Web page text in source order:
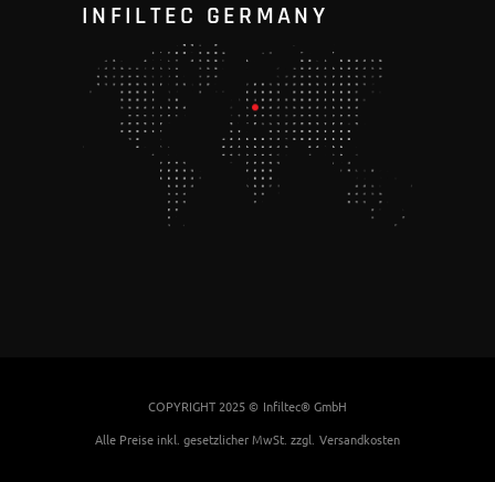
INFILTEC GERMANY
COPYRIGHT 2025 © Infiltec® GmbH
Alle Preise inkl. gesetzlicher MwSt. zzgl. Versandkosten